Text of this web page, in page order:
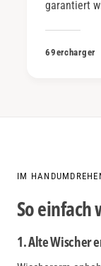
garantiert
69ercharger
IM
So
1. Alte Wischer